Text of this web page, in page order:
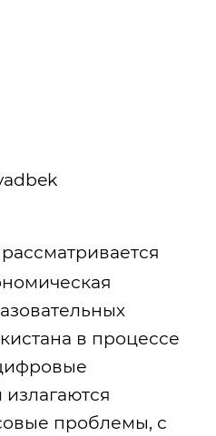
рассматривается
в процессе
проблемы, с